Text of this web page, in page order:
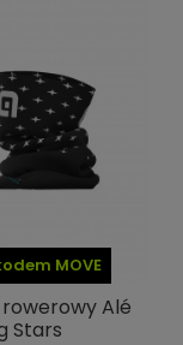
MOVE
Alé
Stars